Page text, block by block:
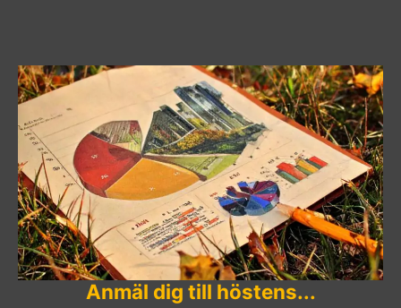
Anmäl dig till höstens...